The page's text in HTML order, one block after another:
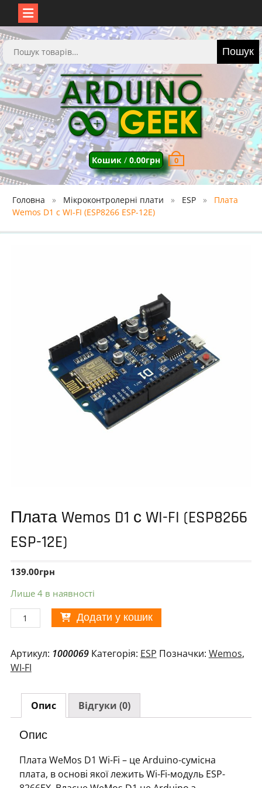
Перейти
до
вмісту
Шукати: Пошук
Кошик/ 0.00грн 0
Головна Мікроконтролерні плати ESP
Плата
Wemos D1 с WI-FI (ESP8266 ESP-12E)
Плата Wemos D1 с WI-FI (ESP8266
ESP-12E)
139.00грн
Лише 4 в наявності
Плата
Wemos
с
WI-
(ESP8266
кількість
Додати у кошик
Артикул: 1000069 Категорія: ESP Позначки: Wemos,
WI-FI
Опис Відгуки (0)
Опис
Плата WeMos D1 Wi-Fi – це Arduino-сумісна
плата, в основі якої лежить Wi-Fi-модуль ESP-